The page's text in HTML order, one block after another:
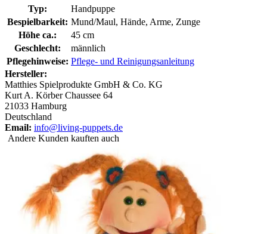
Typ:
Handpuppe
Bespielbarkeit: Mund/Maul, Hände, Arme, Zunge
Höhe ca.:
45 cm
Geschlecht:
männlich
Pflegehinweise: Pflege- und Reinigungsanleitung
Hersteller:
Matthies Spielprodukte GmbH & Co. KG
Kurt A. Körber Chaussee 64
21033 Hamburg
Deutschland
Email: info@living-puppets.de
Andere Kunden kauften auch